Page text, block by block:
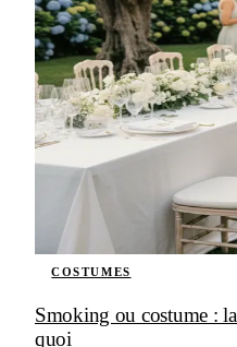
COSTUMES
Smoking ou costume :
quoi